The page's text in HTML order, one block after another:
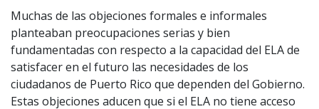
Muchas de las objeciones formales e informales
planteaban preocupaciones serias y bien
fundamentadas con respecto a la capacidad del ELA de
satisfacer en el futuro las necesidades de los
ciudadanos de Puerto Rico que dependen del Gobierno.
Estas objeciones aducen que si el ELA no tiene acceso